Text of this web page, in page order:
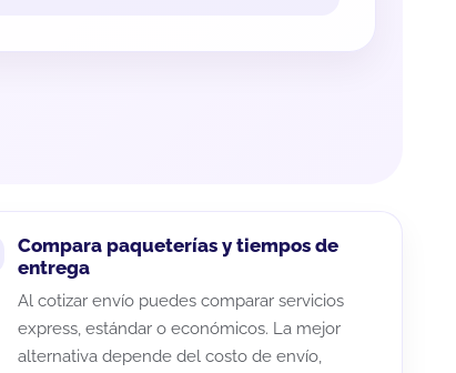
Compara paqueterías y tiempos de
entrega
Al cotizar envío puedes comparar servicios
express, estándar o económicos. La mejor
alternativa depende del costo de envío,